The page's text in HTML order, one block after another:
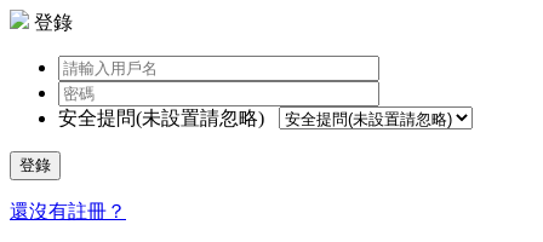
登錄
安全提問(未設置請忽略)
登錄
還沒有註冊？